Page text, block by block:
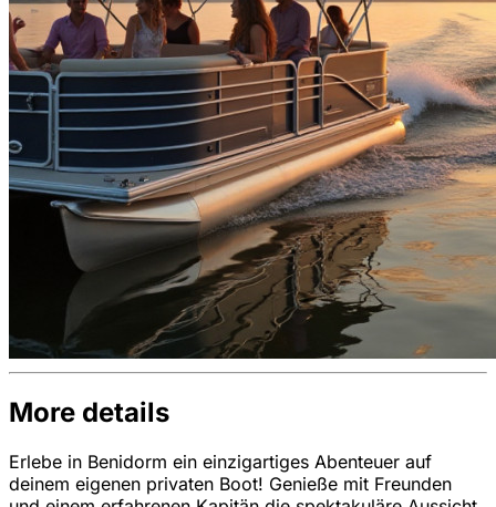
More details
Erlebe in Benidorm ein einzigartiges Abenteuer auf
deinem eigenen privaten Boot! Genieße mit Freunden